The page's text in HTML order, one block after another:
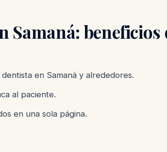
Samaná: beneficios
en Samaná y alrededores.
al paciente.
en una sola página.